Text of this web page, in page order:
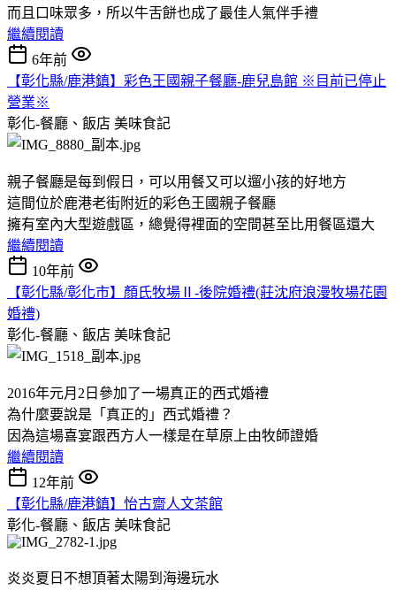
而且口味眾多，所以牛舌餅也成了最佳人氣伴手禮
繼續閱讀
6年前
【彰化縣/鹿港鎮】彩色王國親子餐廳-鹿兒島館 ※目前已停止
營業※
彰化-餐廳、飯店 美味食記
親子餐廳是每到假日，可以用餐又可以遛小孩的好地方
這間位於鹿港老街附近的彩色王國親子餐廳
擁有室內大型遊戲區，總覺得裡面的空間甚至比用餐區還大
繼續閱讀
10年前
【彰化縣/彰化市】顏氏牧場Ⅱ-後院婚禮(莊沈府浪漫牧場花園
婚禮)
彰化-餐廳、飯店 美味食記
2016年元月2日參加了一場真正的西式婚禮
為什麼要說是「真正的」西式婚禮？
因為這場喜宴跟西方人一樣是在草原上由牧師證婚
繼續閱讀
12年前
【彰化縣/鹿港鎮】怡古齋人文茶館
彰化-餐廳、飯店 美味食記
炎炎夏日不想頂著太陽到海邊玩水